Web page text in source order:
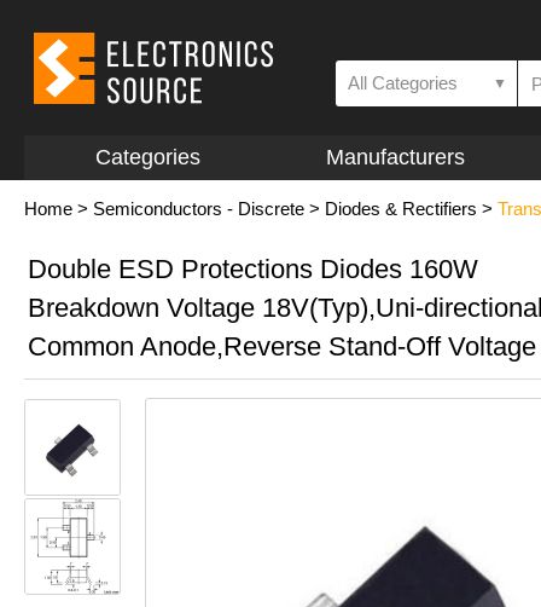
All Categories ▼
Categories Manufacturers
Home > Semiconductors - Discrete > Diodes & Rectifiers >
Double ESD Protections Diodes 160W
Breakdown Voltage 18V(Typ),Uni-
Common Anode,Reverse Stand-Off